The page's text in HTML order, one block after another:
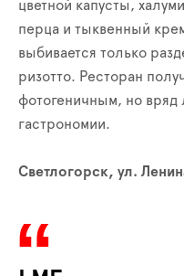
цветной капусты,
перца и тыквенный
выбивается только
ризотто. Ресторан
фотогеничным, но вряд
гастрономии.
Светлогорск, ул.